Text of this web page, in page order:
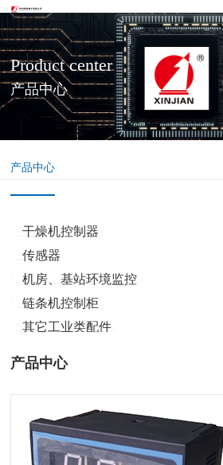
Product center
产品中心
产品中心
干燥机控制器
传感器
机房、基站环境监控
链条机控制柜
其它工业类配件
产品中心